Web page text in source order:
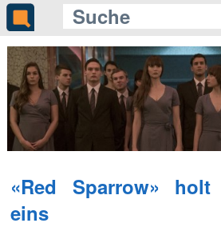
«Red Sparrow»
eins